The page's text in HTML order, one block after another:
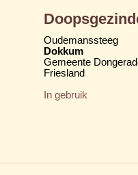
Oudemanssteeg
Dokkum
Gemeente
Friesland
In gebruik